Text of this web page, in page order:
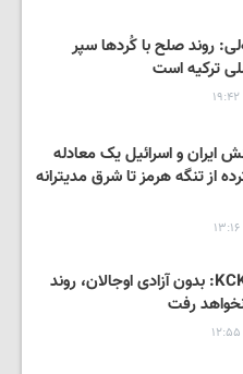
روند صلح با کُردها سپر
ترکیه است
ایران و اسرائیل یک معادله
از تنگه هرمز تا شرق مدیترانه
مقام ارشد KCK: بدون آزادی اوجالان، روند
رفت